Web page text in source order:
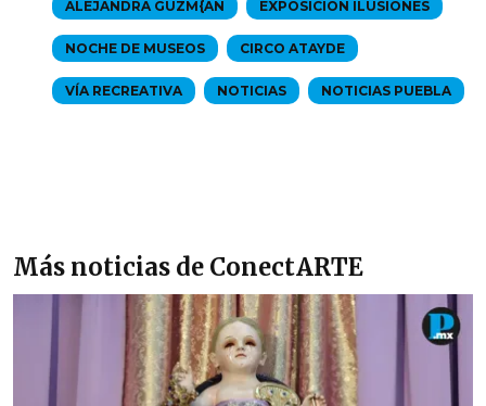
ALEJANDRA GUZM{AN EXPOSICIÓN ILUSIONES
NOCHE DE MUSEOS CIRCO ATAYDE
VÍA RECREATIVA NOTICIAS NOTICIAS PUEBLA
Más noticias de ConectARTE